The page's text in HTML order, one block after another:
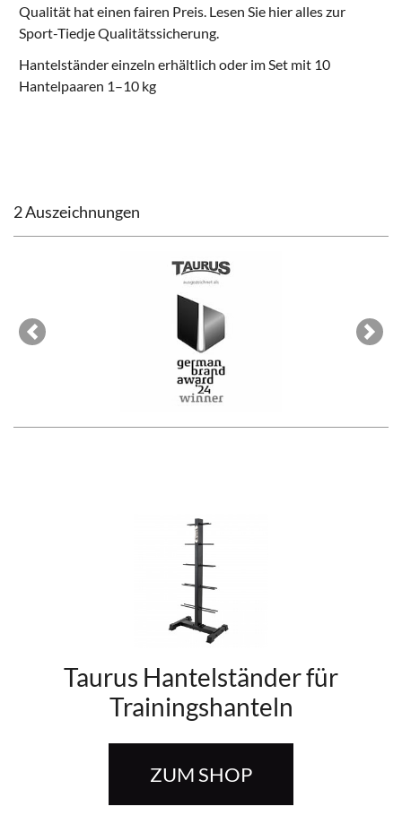
Qualität hat einen fairen Preis. Lesen Sie hier alles zur
Sport-Tiedje Qualitätssicherung.
Hantelständer einzeln erhältlich oder im Set mit 10
Hantelpaaren 1–10 kg
2 Auszeichnungen
Previous Next
Taurus Hantelständer für
Trainingshanteln
ZUM SHOP